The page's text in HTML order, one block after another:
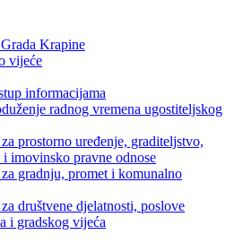
Krapine
vijeće
informacijama
radnog vremena ugostiteljskog
prostorno uređenje, graditeljstvo,
i imovinsko pravne odnose
gradnju, promet i komunalno
društvene djelatnosti, poslove
i gradskog vijeća